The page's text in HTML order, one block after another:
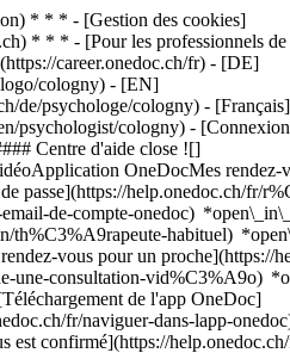
* * * - [Gestion des cookies]
* * * - [Pour les professionnels de
career.onedoc.ch/fr) - [DE]
cologny) - [EN]
de/psychologe/cologny) - [Français]
psychologist/cologny) -
Centre d'aide close ![]
OneDocMes rendez-
passe](https://help.onedoc.ch/fr/
de-compte-onedoc)
th%C3%A9rapeute-habituel)
vous pour un proche](https://
une-consultation-vid%C3%A9o)
de l'app OneDoc]
fr/naviguer-dans-lapp-
fr/accompagnement-psychologique-pour-la-depression/cologny), [Troubles anxieux](https://www.onedoc.ch/fr/troubles-anxieux/cologny), [Accompagnement psychologique pour gestion du stress](https://www.onedoc.ch/fr/accompagnement-psychologique-pour-gestion-du-stress/cologny), [Burn out](https://www.onedoc.ch/fr/burn-out/cologny), [Accompagnement psychologique du burn out](https://www.onedoc.ch/fr/accompagnement-psychologique-du-burn-out/cologny)Voir plus *chevron\_left* lun. 03 août *chevron\_right* Voir plus de rendez-vous *error\_outline* Une erreur s'est produite lors du chargement des disponibilités [Réessayer](https://www.onedoc.ch) Expertises:[Conseil conjugal et familial](https://www.onedoc.ch/fr/conseil-conjugal-et-familial/cologny), [Accompagnement psychologique pour la dépression](https://www.onedoc.ch/fr/accompagnement-psychologique-pour-la-depression/cologny), [Troubles anxieux](https://www.onedoc.ch/fr/troubles-anxieux/cologny), [Accompagnement psychologique pour gestion du stress](https://www.onedoc.ch/fr/accompagnement-psychologique-pour-gestion-du-stress/cologny), [Burn out](https://www.onedoc.ch/fr/burn-out/cologny), [Accompagnement psychologique du burn out](https://www.onedoc.ch/fr/accompagnement-psychologique-du-burn-out/cologny)Voir plus ## __Psychologues__: d'autres spécialistes sont réservables en ligne dans les environs de __Cologny__ [![Dr. Roland Hasler, psychologue à Genève](https://assets.onedoc.ch/images/users/a922dcf9dc6f43583b8a1dbaee3775bb9864d47705d48388503774901fc21f87-small.jpg "Dr. Roland Hasler, psychologue à Genève")](https://www.onedoc.ch/fr/psychologue/geneve/pcuv0/dr-roland-hasler) ### [Dr. Roland Hasler](https://www.onedoc.ch/fr/psychologue/geneve/pcuv0/dr-roland-hasler) ![Badge indiquant un profil vérifié](https://www.onedoc.ch/assets/images/icons/checkmark.svg) [Psychologue](https://www.onedoc.ch/fr/psychologue/geneve) Cabinet Dr Hasler (Espace le Camango) Rue Ernest-Bloch 56 1207 Genève ![Dr. Roland Hasler est affilié au réseau ASCA](https://assets.onedoc.ch/images/networks/logos/496d325fd4282f2f0a46197dd629fd16fcd2d324839e441a2a65aaa74df08a15-small.png) ![Icône caméra avec un symbole lecture annonçant que le professionnel de santé propose des consultations vidéo](https://www.onedoc.ch/assets/images/icons/video-consultations.svg)Consultations vidéo disponibles ![Icône patient avec un signe plus annonçant que le professionnel accepte de nouveaux patients](https://www.onedoc.ch/assets/images/icons/new-patients.svg)Accepte les nouveaux patients [Réserver un RDV](https://www.onedoc.ch/fr/psychologue/geneve/pcuv0/dr-roland-hasler) Expertises:[TDA | TDAH | Trouble du déficit d'attention avec/sans hyperactivité](https://www.onedoc.ch/fr/tda-tdah-trouble-du-deficit-d-attention-avec-sans-hyperactivite/geneve), [Accompagnement psychologique pour troubles de la personnalité](https://www.onedoc.ch/fr/accompagnement-psychologique-pour-troubles-de-la-personnalite/geneve), [Burn out](https://www.onedoc.ch/fr/burn-out/geneve), [Troubles anxieux](https://www.onedoc.ch/fr/troubles-anxieux/geneve), [Accompagnement psychologique pour trouble de l'identité de genre](https://www.onedoc.ch/fr/accompagnement-psychologique-pour-trouble-de-l-identite-de-genre/geneve), [Accompagnement psychologique pour gestion du stress](https://www.onedoc.ch/fr/accompagnement-psychologique-pour-gestion-du-stress/geneve)Voir plus *chevron\_left* lun. 03 août *chevron\_right* Voir plus de rendez-vous *error\_outline* Une erreur s'est produite lors du chargement des disponibilités [Réessayer](https://www.onedoc.ch) Expertises:[TDA | TDAH | Trouble du déficit d'attention avec/sans hyperactivité](https://www.onedoc.ch/fr/tda-tdah-trouble-du-deficit-d-attention-avec-sans-hyperactivite/geneve), [Accompagnement psychologique pour troubles de la personnalité](https://www.onedoc.ch/fr/accompagnement-psychologique-pour-troubles-de-la-personnalite/geneve), [Burn out](https://www.onedoc.ch/fr/